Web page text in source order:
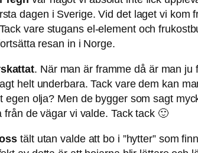
dagen i Sverige. Vid det laget vi kom
vare stugans el-element och
resan in i Norge.
. När man är framme då är man
helt underbara. Tack vare dem kan
olja? Men de bygger som sagt
de vägar vi valde. Tack tack 🙂
tält utan valde att bo i ”hytter” som